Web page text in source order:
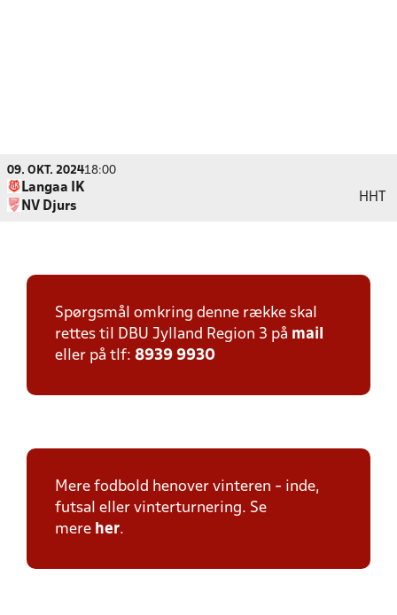
09. OKT. 202418:00
Langaa IK
NV Djurs
HHT
Spørgsmål omkring denne række skal
rettes til DBU Jylland Region 3 på mail
eller på tlf: 8939 9930
Mere fodbold henover vinteren - inde,
futsal eller vinterturnering. Se
mere her.